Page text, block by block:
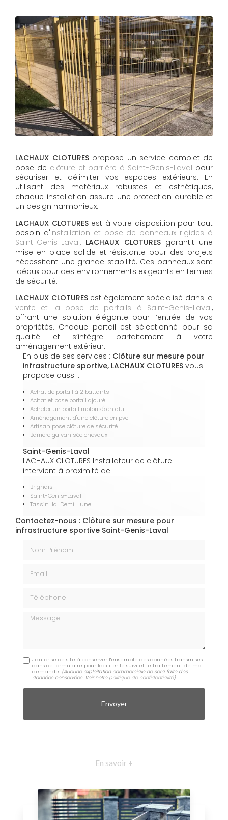
LACHAUX CLOTURESpropose un service complet de
pose de clôture et barrière à Saint-Genis-Laval pour
sécuriser et délimiter vos espaces extérieurs. En
utilisant des matériaux robustes et esthétiques,
chaque installation assure une protection durable et
un design harmonieux.
LACHAUX CLOTURESest à votre disposition pour tout
besoin d'installation et pose de panneaux rigides à
Saint-Genis-Laval, LACHAUX CLOTURESgarantit une
mise en place solide et résistante pour des projets
nécessitant une grande stabilité. Ces panneaux sont
idéaux pour des environnements exigeants en termes
de sécurité.
LACHAUX CLOTURESest également spécialisé dans la
vente et la pose de portails à Saint-Genis-Laval,
offrant une solution élégante pour l’entrée de vos
propriétés. Chaque portail est sélectionné pour sa
qualité et s’intègre parfaitement à votre
aménagement extérieur.
En plus de ses services : Clôture sur mesure pour
infrastructure sportive, LACHAUX CLOTURES vous
propose aussi :
Achat de portail à 2 battants
Achat et pose portail ajouré
Acheter un portail motorisé en alu
Aménagement d'une clôture en pvc
Artisan pose clôture de sécurité
Barrière galvanisée chevaux
Saint-Genis-Laval
LACHAUX CLOTURES Installateur de clôture
intervient à proximité de :
Brignais
Saint-Genis-Laval
Tassin-la-Demi-Lune
Contactez-nous : Clôture sur mesure pour
infrastructure sportive Saint-Genis-Laval
Message
J'autorise ce site à conserver l'ensemble des données transmises
dans ce formulaire pour faciliter le suivi et le traitement de ma
demande. (Aucune exploitation commerciale ne sera faite des
données conservées. Voir notre politique de confidentialité)
En savoir +